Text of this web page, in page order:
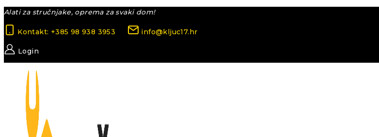
Skip
content
Alati za stručnjake, oprema za svaki dom!
Kontakt: +385 98 938 3953 info@kljuc17.hr
Login